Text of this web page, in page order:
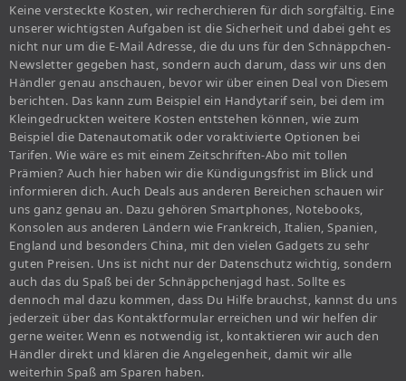
Keine versteckte Kosten, wir recherchieren für dich sorgfältig. Eine
unserer wichtigsten Aufgaben ist die Sicherheit und dabei geht es
nicht nur um die E-Mail Adresse, die du uns für den Schnäppchen-
Newsletter gegeben hast, sondern auch darum, dass wir uns den
Händler genau anschauen, bevor wir über einen Deal von Diesem
berichten. Das kann zum Beispiel ein Handytarif sein, bei dem im
Kleingedruckten weitere Kosten entstehen können, wie zum
Beispiel die Datenautomatik oder voraktivierte Optionen bei
Tarifen. Wie wäre es mit einem Zeitschriften-Abo mit tollen
Prämien? Auch hier haben wir die Kündigungsfrist im Blick und
informieren dich. Auch Deals aus anderen Bereichen schauen wir
uns ganz genau an. Dazu gehören Smartphones, Notebooks,
Konsolen aus anderen Ländern wie Frankreich, Italien, Spanien,
England und besonders China, mit den vielen Gadgets zu sehr
guten Preisen. Uns ist nicht nur der Datenschutz wichtig, sondern
auch das du Spaß bei der Schnäppchenjagd hast. Sollte es
dennoch mal dazu kommen, dass Du Hilfe brauchst, kannst du uns
jederzeit über das Kontaktformular erreichen und wir helfen dir
gerne weiter. Wenn es notwendig ist, kontaktieren wir auch den
Händler direkt und klären die Angelegenheit, damit wir alle
weiterhin Spaß am Sparen haben.